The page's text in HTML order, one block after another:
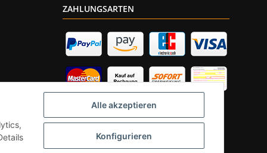
Alle akzeptieren
Konfigurieren
ZAHLUNGSARTEN